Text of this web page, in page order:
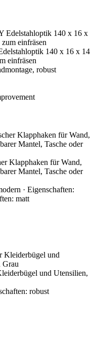
140 x 16 x 14
einfräsen
robust
Klapphaken für Wand,
Mantel, Tasche oder
· Eigenschaften:
matt
und Utensilien,
robust